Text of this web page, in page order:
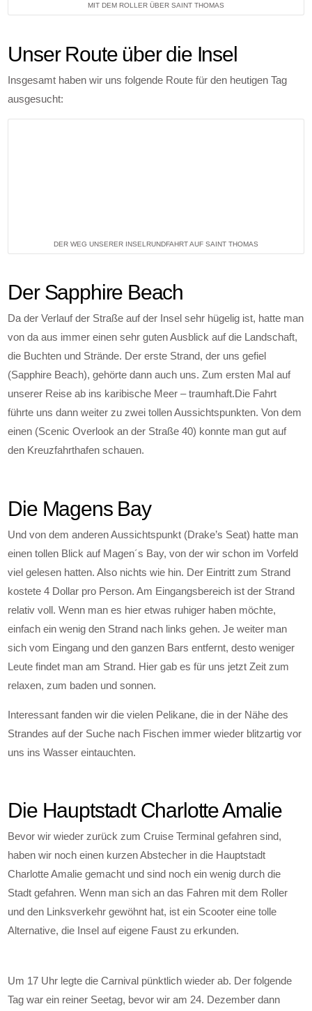
MIT DEM ROLLER ÜBER SAINT THOMAS
Unser Route über die Insel
Insgesamt haben wir uns folgende Route für den heutigen Tag
ausgesucht:
DER WEG UNSERER INSELRUNDFAHRT AUF SAINT THOMAS
Der Sapphire Beach
Da der Verlauf der Straße auf der Insel sehr hügelig ist, hatte man
von da aus immer einen sehr guten Ausblick auf die Landschaft,
die Buchten und Strände. Der erste Strand, der uns gefiel
(Sapphire Beach), gehörte dann auch uns. Zum ersten Mal auf
unserer Reise ab ins karibische Meer – traumhaft.Die Fahrt
führte uns dann weiter zu zwei tollen Aussichtspunkten. Von dem
einen (Scenic Overlook an der Straße 40) konnte man gut auf
den Kreuzfahrthafen schauen.
Die Magens Bay
Und von dem anderen Aussichtspunkt (Drake’s Seat) hatte man
einen tollen Blick auf Magen´s Bay, von der wir schon im Vorfeld
viel gelesen hatten. Also nichts wie hin. Der Eintritt zum Strand
kostete 4 Dollar pro Person. Am Eingangsbereich ist der Strand
relativ voll. Wenn man es hier etwas ruhiger haben möchte,
einfach ein wenig den Strand nach links gehen. Je weiter man
sich vom Eingang und den ganzen Bars entfernt, desto weniger
Leute findet man am Strand. Hier gab es für uns jetzt Zeit zum
relaxen, zum baden und sonnen.
Interessant fanden wir die vielen Pelikane, die in der Nähe des
Strandes auf der Suche nach Fischen immer wieder blitzartig vor
uns ins Wasser eintauchten.
Die Hauptstadt Charlotte Amalie
Bevor wir wieder zurück zum Cruise Terminal gefahren sind,
haben wir noch einen kurzen Abstecher in die Hauptstadt
Charlotte Amalie gemacht und sind noch ein wenig durch die
Stadt gefahren. Wenn man sich an das Fahren mit dem Roller
und den Linksverkehr gewöhnt hat, ist ein Scooter eine tolle
Alternative, die Insel auf eigene Faust zu erkunden.
Um 17 Uhr legte die Carnival pünktlich wieder ab. Der folgende
Tag war ein reiner Seetag, bevor wir am 24. Dezember dann